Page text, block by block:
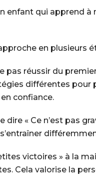
enfant qui apprend à
en plusieurs
pas réussir du
différentes pour
confiance.
« Ce n’est pas
victoires » à la
Cela valorise la